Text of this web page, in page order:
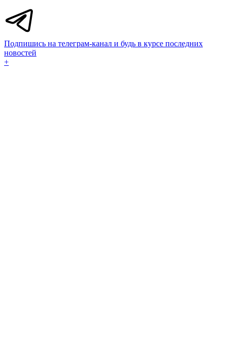
Подпишись на телеграм-канал и будь в курсе последних
новостей
+